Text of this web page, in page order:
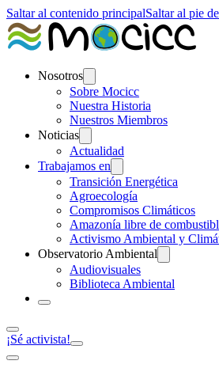
Saltar al contenido principalSaltar al pie
Nosotros
Sobre Mocicc
Nuestra Historia
Nuestros Miembros
Noticias
Actualidad
Trabajamos en
Transición Energética
Agroecología
Compromisos Climáticos
Amazonía libre de
Activismo Ambiental y
Observatorio Ambiental
Audiovisuales
Biblioteca Ambiental
¡Sé activista!